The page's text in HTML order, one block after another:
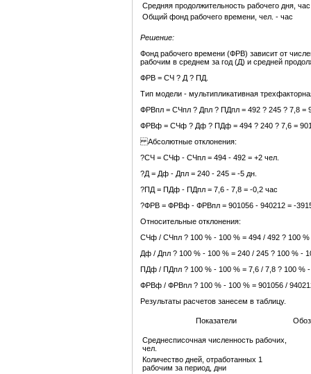
Средняя продолжительность рабочего дня, час
Общий фонд рабочего времени, чел. - час
Решение:
Фонд рабочего времени (ФРВ) зависит от
рабочим в среднем за год (Д) и средней
ФРВ = СЧ ? Д ? ПД.
Тип модели - мультипликативная
ФРВпл = СЧпл ? Дпл ? ПДпл = 492 ? 245 ? 7,8 =
ФРВф = СЧф ? Дф ? ПДф = 494 ? 240 ? 7,6 =
Абсолютные отклонения:
?СЧ = СЧф - СЧпл = 494 - 492 = +2 чел.
?Д = Дф - Дпл = 240 - 245 = -5 дн.
?ПД = ПДф - ПДпл = 7,6 - 7,8 = -0,2 час
?ФРВ = ФРВф - ФРВпл = 901056 - 940212 = -
Относительные отклонения:
СЧф / СЧпл ? 100 % - 100 % = 494 / 492 ? 100 %
Дф / Дпл ? 100 % - 100 % = 240 / 245 ? 100 % -
ПДф / ПДпл ? 100 % - 100 % = 7,6 / 7,8 ? 100 %
ФРВф / ФРВпл ? 100 % - 100 % = 901056 /
Результаты расчетов занесем в таблицу.
Показатели
Среднесписочная численность рабочих,
чел.
Количество дней, отработанных 1
рабочим за период, дни